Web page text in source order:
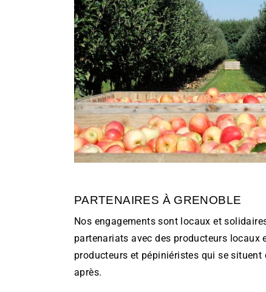
PARTENAIRES À GRENOBLE
Nos engagements sont locaux et
partenariats avec des producteurs locaux
producteurs et pépiniéristes qui se
après.